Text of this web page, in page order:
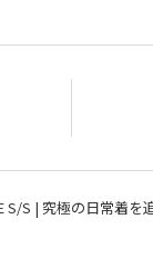
S/S | 究極の日常着